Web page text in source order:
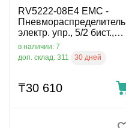
RV5222-08E4 EMC -
Пневмораспределитель
электр. упр., 5/2 бист.,
G1/4, 24 VDC
в наличии: 7
доп. склад: 311
30 дней
₸30 610